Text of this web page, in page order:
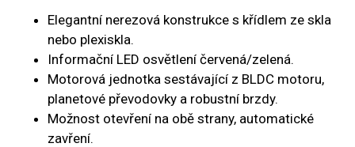
Elegantní nerezová konstrukce s křídlem ze skla
nebo plexiskla.
Informační LED osvětlení červená/zelená.
Motorová jednotka sestávající z BLDC motoru,
planetové převodovky a robustní brzdy.
Možnost otevření na obě strany, automatické
zavření.